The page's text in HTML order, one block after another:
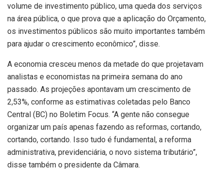
volume de investimento público, uma queda dos serviços
na área pública, o que prova que a aplicação do Orçamento,
os investimentos públicos são muito importantes também
para ajudar o crescimento econômico”, disse.
A economia cresceu menos da metade do que projetavam
analistas e economistas na primeira semana do ano
passado. As projeções apontavam um crescimento de
2,53%, conforme as estimativas coletadas pelo Banco
Central (BC) no Boletim Focus. “A gente não consegue
organizar um país apenas fazendo as reformas, cortando,
cortando, cortando. Isso tudo é fundamental, a reforma
administrativa, previdenciária, o novo sistema tributário”,
disse também o presidente da Câmara.